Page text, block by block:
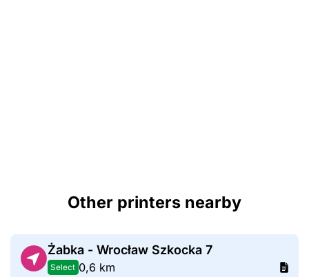
Other printers nearby
Żabka - Wrocław Szkocka 7
Select 0,6 km